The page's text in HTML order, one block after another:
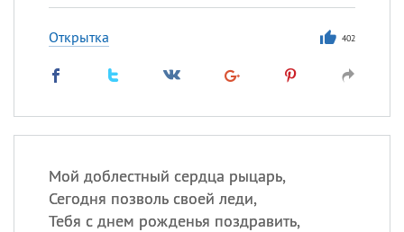
Открытка 402
Мой доблестный сердца рыцарь,
Сегодня позволь своей леди,
Тебя с днем рожденья поздравить,